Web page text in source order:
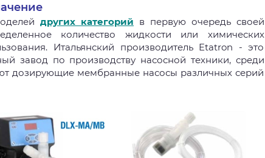
других категорий в первую очередь своей
количество жидкости или химических
Итальянский производитель Etatron - это
завод по производству насосной техники, среди
дозирующие мембранные насосы различных серий